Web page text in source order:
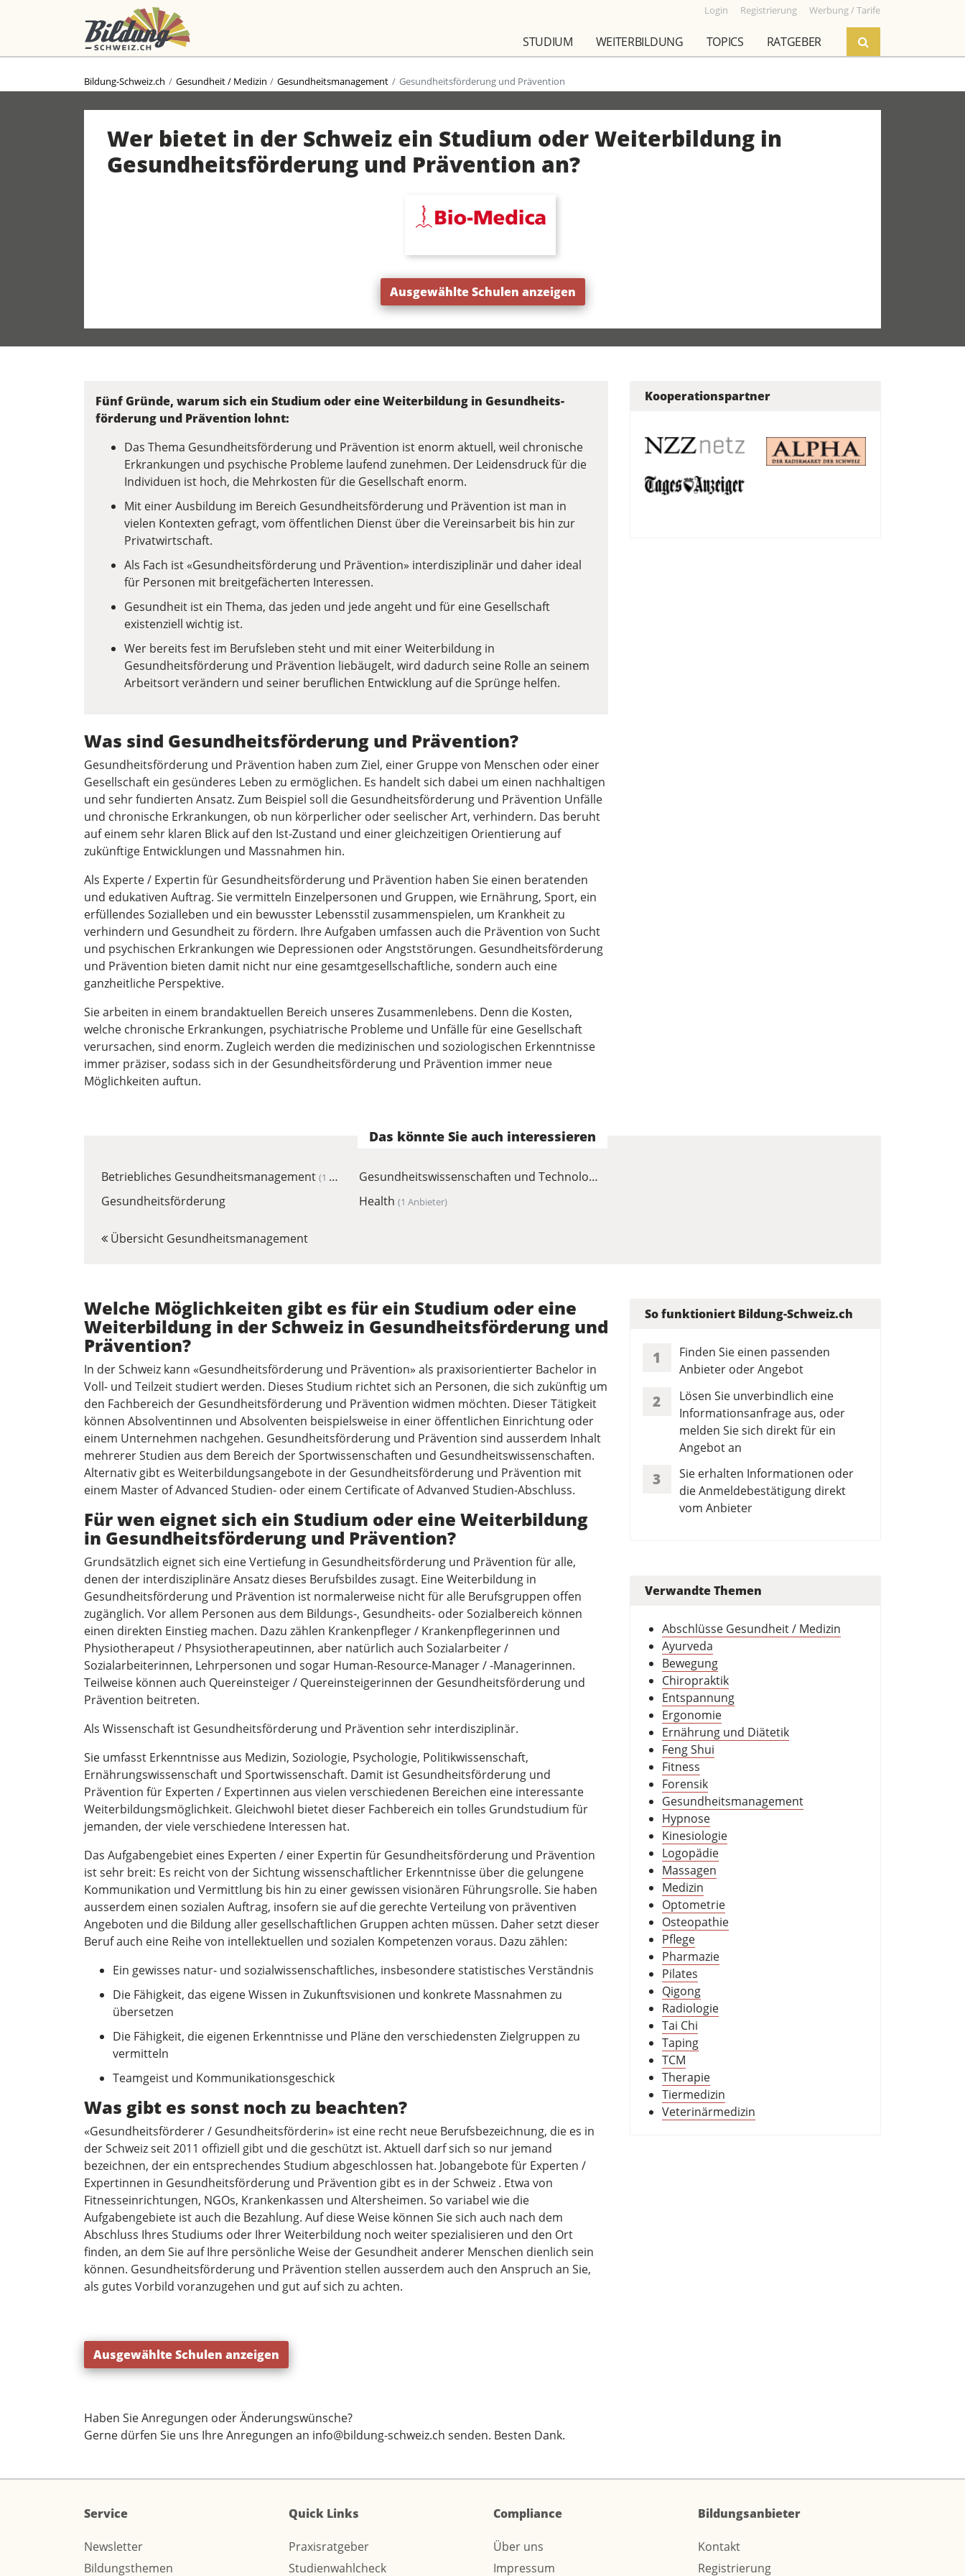
Login Registrierung Werbung / Tarife
STUDIUM WEITERBILDUNG TOPICS RATGEBER
Bildung-Schweiz.ch Gesundheit / Medizin Gesundheitsmanagement Gesundheits­förderung und Prävention
Wer bietet in der Schweiz ein Studium oder Weiterbildung in
Gesundheits­förderung und Prävention an?
Ausgewählte Schulen anzeigen
Fünf Gründe, warum sich ein Studium oder eine Weiterbildung in Gesundheits­
förderung und Prävention lohnt:
Das Thema Gesundheitsförderung und Prävention ist enorm aktuell, weil chronische
Erkrankungen und psychische Probleme laufend zunehmen. Der Leidensdruck für die
Individuen ist hoch, die Mehrkosten für die Gesellschaft enorm.
Mit einer Ausbildung im Bereich Gesundheits­förderung und Prävention ist man in
vielen Kontexten gefragt, vom öffentlichen Dienst über die Vereinsarbeit bis hin zur
Privatwirtschaft.
Als Fach ist «Gesundheits­förderung und Prävention» interdisziplinär und daher ideal
für Personen mit breitgefächerten Interessen.
Gesundheit ist ein Thema, das jeden und jede angeht und für eine Gesellschaft
existenziell wichtig ist.
Wer bereits fest im Berufsleben steht und mit einer Weiterbildung in
Gesundheitsförderung und Prävention liebäugelt, wird dadurch seine Rolle an seinem
Arbeitsort verändern und seiner beruflichen Entwicklung auf die Sprünge helfen.
Was sind Gesundheits­förderung und Prävention?
Gesundheits­förderung und Prävention haben zum Ziel, einer Gruppe von Menschen oder einer
Gesellschaft ein gesünderes Leben zu ermöglichen. Es handelt sich dabei um einen nachhaltigen
und sehr fundierten Ansatz. Zum Beispiel soll die Gesundheitsförderung und Prävention Unfälle
und chronische Erkrankungen, ob nun körperlicher oder seelischer Art, verhindern. Das beruht
auf einem sehr klaren Blick auf den Ist-Zustand und einer gleichzeitigen Orientierung auf
zukünftige Entwicklungen und Massnahmen hin.
Als Experte / Expertin für Gesundheits­förderung und Prävention haben Sie einen beratenden
und edukativen Auftrag. Sie vermitteln Einzelpersonen und Gruppen, wie Ernährung, Sport, ein
erfüllendes Sozialleben und ein bewusster Lebensstil zusammenspielen, um Krankheit zu
verhindern und Gesundheit zu fördern. Ihre Aufgaben umfassen auch die Prävention von Sucht
und psychischen Erkrankungen wie Depressionen oder Angststörungen. Gesundheits­förderung
und Prävention bieten damit nicht nur eine gesamtgesellschaftliche, sondern auch eine
ganzheitliche Perspektive.
Sie arbeiten in einem brandaktuellen Bereich unseres Zusammenlebens. Denn die Kosten,
welche chronische Erkrankungen, psychiatrische Probleme und Unfälle für eine Gesellschaft
verursachen, sind enorm. Zugleich werden die medizinischen und soziologischen Erkenntnisse
immer präziser, sodass sich in der Gesundheitsförderung und Prävention immer neue
Möglichkeiten auftun.
Kooperationspartner
Das könnte Sie auch interessieren
Betriebliches Gesundheitsmanagement (1 Anbieter)
Gesundheitsförderung
Gesundheitswissenschaften und Technologie
Health(1 Anbieter)
Übersicht Gesundheitsmanagement
Welche Möglichkeiten gibt es für ein Studium oder eine
Weiterbildung in der Schweiz in Gesundheits­förderung und
Prävention?
In der Schweiz kann «Gesundheits­förderung und Prävention» als praxisorientierter Bachelor in
Voll- und Teilzeit studiert werden. Dieses Studium richtet sich an Personen, die sich zukünftig um
den Fachbereich der Gesundheitsförderung und Prävention widmen möchten. Dieser Tätigkeit
können Absolventinnen und Absolventen beispielsweise in einer öffentlichen Einrichtung oder
einem Unternehmen nachgehen. Gesundheits­förderung und Prävention sind ausserdem Inhalt
mehrerer Studien aus dem Bereich der Sportwissenschaften und Gesundheitswissenschaften.
Alternativ gibt es Weiterbildungsangebote in der Gesundheits­förderung und Prävention mit
einem Master of Advanced Studien- oder einem Certificate of Advanved Studien-Abschluss.
Für wen eignet sich ein Studium oder eine Weiterbildung
in Gesundheits­förderung und Prävention?
Grundsätzlich eignet sich eine Vertiefung in Gesundheits­förderung und Prävention für alle,
denen der interdisziplinäre Ansatz dieses Berufsbildes zusagt. Eine Weiterbildung in
Gesundheitsförderung und Prävention ist normalerweise nicht für alle Berufsgruppen offen
zugänglich. Vor allem Personen aus dem Bildungs-, Gesundheits- oder Sozialbereich können
einen direkten Einstieg machen. Dazu zählen Krankenpfleger / Krankenpflegerinnen und
Physiotherapeut / Phsysiotherapeutinnen, aber natürlich auch Sozialarbeiter /
Sozialarbeiterinnen, Lehrpersonen und sogar Human-Resource-Manager / -Managerinnen.
Teilweise können auch Quereinsteiger / Quereinsteigerinnen der Gesundheitsförderung und
Prävention beitreten.
Als Wissenschaft ist Gesundheitsförderung und Prävention sehr interdisziplinär.
Sie umfasst Erkenntnisse aus Medizin, Soziologie, Psychologie, Politikwissenschaft,
Ernährungswissenschaft und Sportwissenschaft. Damit ist Gesundheitsförderung und
Prävention für Experten / Expertinnen aus vielen verschiedenen Bereichen eine interessante
Weiterbildungsmöglichkeit. Gleichwohl bietet dieser Fachbereich ein tolles Grundstudium für
jemanden, der viele verschiedene Interessen hat.
Das Aufgabengebiet eines Experten / einer Expertin für Gesundheits­förderung und Prävention
ist sehr breit: Es reicht von der Sichtung wissenschaftlicher Erkenntnisse über die gelungene
Kommunikation und Vermittlung bis hin zu einer gewissen visionären Führungsrolle. Sie haben
ausserdem einen sozialen Auftrag, insofern sie auf die gerechte Verteilung von präventiven
Angeboten und die Bildung aller gesellschaftlichen Gruppen achten müssen. Daher setzt dieser
Beruf auch eine Reihe von intellektuellen und sozialen Kompetenzen voraus. Dazu zählen:
Ein gewisses natur- und sozialwissenschaftliches, insbesondere statistisches Verständnis
Die Fähigkeit, das eigene Wissen in Zukunftsvisionen und konkrete Massnahmen zu
übersetzen
Die Fähigkeit, die eigenen Erkenntnisse und Pläne den verschiedensten Zielgruppen zu
vermitteln
Teamgeist und Kommunikationsgeschick
Was gibt es sonst noch zu beachten?
«Gesundheitsförderer / Gesundheitsförderin» ist eine recht neue Berufsbezeichnung, die es in
der Schweiz seit 2011 offiziell gibt und die geschützt ist. Aktuell darf sich so nur jemand
bezeichnen, der ein entsprechendes Studium abgeschlossen hat. Jobangebote für Experten /
Expertinnen in Gesundheits­förderung und Prävention gibt es in der Schweiz . Etwa von
Fitnesseinrichtungen, NGOs, Krankenkassen und Altersheimen. So variabel wie die
Aufgabengebiete ist auch die Bezahlung. Auf diese Weise können Sie sich auch nach dem
Abschluss Ihres Studiums oder Ihrer Weiterbildung noch weiter spezialisieren und den Ort
finden, an dem Sie auf Ihre persönliche Weise der Gesundheit anderer Menschen dienlich sein
können. Gesundheits­förderung und Prävention stellen ausserdem auch den Anspruch an Sie,
als gutes Vorbild voranzugehen und gut auf sich zu achten.
So funktioniert Bildung-Schweiz.ch
1
Finden Sie einen passenden
Anbieter oder Angebot
2
Lösen Sie unverbindlich eine
Informationsanfrage aus, oder
melden Sie sich direkt für ein
Angebot an
3
Sie erhalten Informationen oder
die Anmeldebestätigung direkt
vom Anbieter
Verwandte Themen
Abschlüsse Gesundheit / Medizin
Ayurveda
Bewegung
Chiropraktik
Entspannung
Ergonomie
Ernährung und Diätetik
Feng Shui
Fitness
Forensik
Gesundheitsmanagement
Hypnose
Kinesiologie
Logopädie
Massagen
Medizin
Optometrie
Osteopathie
Pflege
Pharmazie
Pilates
Qigong
Radiologie
Tai Chi
Taping
TCM
Therapie
Tiermedizin
Veterinärmedizin
Ausgewählte Schulen anzeigen
Haben Sie Anregungen oder Änderungswünsche?
Gerne dürfen Sie uns Ihre Anregungen an info@bildung-schweiz.ch senden. Besten Dank.
Service
Newsletter
Bildungsthemen
Quick Links
Praxisratgeber
Studienwahlcheck
Compliance
Über uns
Impressum
Bildungsanbieter
Kontakt
Registrierung